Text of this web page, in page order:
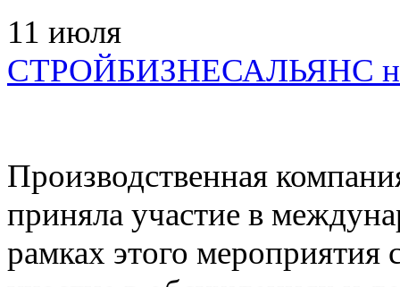
11 июля
СТРОЙБИЗНЕСАЛЬЯНС на
Производственная
приняла участие в
рамках этого